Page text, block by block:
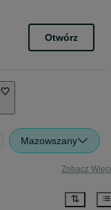
Otwórz
Mazowszany
Zobacz